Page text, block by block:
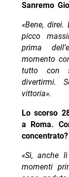
Sanremo
«Bene,
picco
prima
momento
tutto con
divertirmi.
vittoria».
Lo scorso
a Roma.
concentrato?
«Sì, anche
momenti